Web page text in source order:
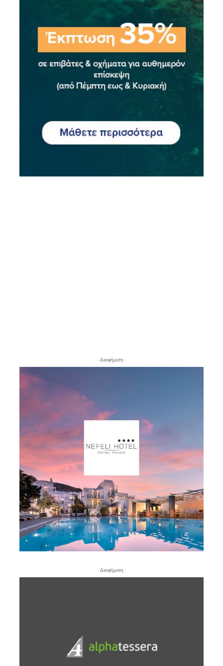
- Διαφήμιση -
- Διαφήμιση -